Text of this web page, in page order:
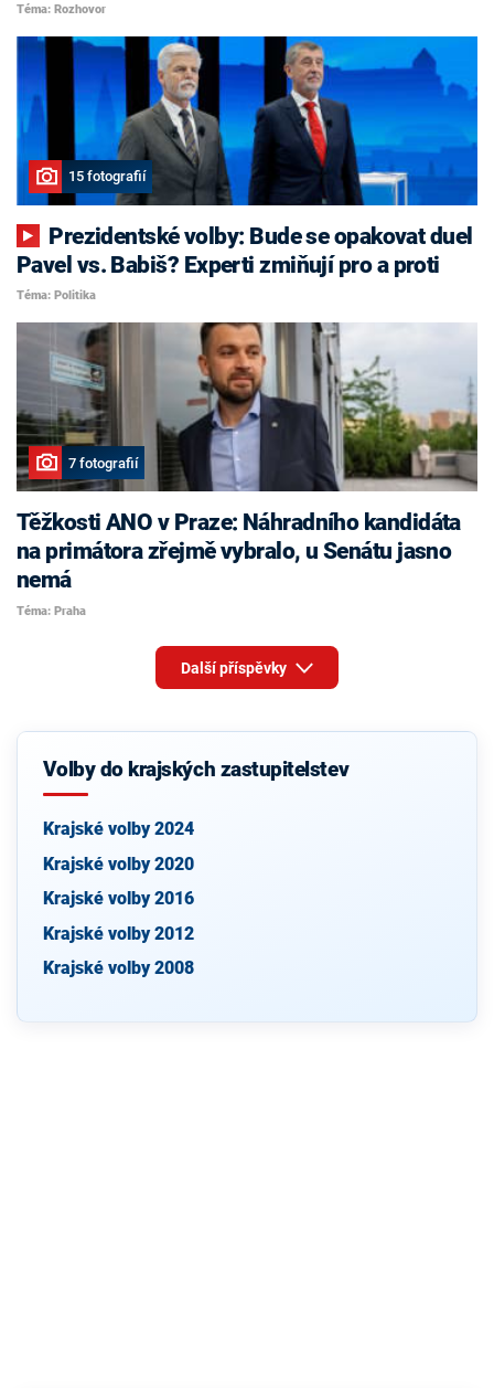
Téma: Rozhovor
15 fotografií
Pavel vs. Babiš? Experti zmiňují pro a proti
Téma: Politika
7 fotografií
Těžkosti ANO v Praze: Náhradního kandidáta
na primátora zřejmě vybralo, u Senátu jasno
nemá
Téma: Praha
Další příspěvky
Volby do krajských zastupitelstev
Krajské volby 2024
Krajské volby 2020
Krajské volby 2016
Krajské volby 2012
Krajské volby 2008